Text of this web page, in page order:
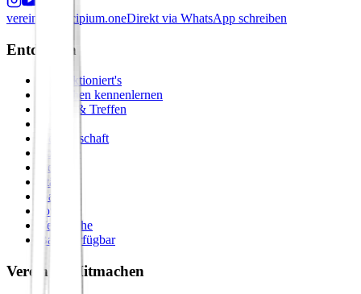
verein@principium.oneDirekt via WhatsApp schreiben
Entdecken
So funktioniert's
Menschen kennenlernen
Events & Treffen
Gemeinschaft
Retreats
Städte
Galerie
Journal
Vergleiche
Bald verfügbar
Verein & Mitmachen